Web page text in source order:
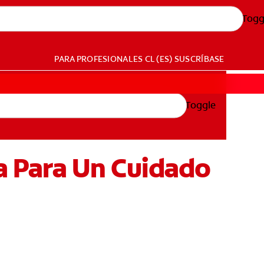
PARA PROFESIONALES CL (ES) SUSCRÍBASE
Toggle
Para Un Cuidado